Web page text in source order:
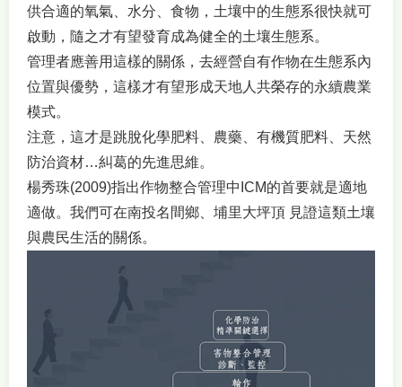
供合適的氧氣、水分、食物，土壤中的生態系很快就可
啟動，隨之才有望發育成為健全的土壤生態系。
管理者應善用這樣的關係，去經營自有作物在生態系內
位置與優勢，這樣才有望形成天地人共榮存的永續農業
模式。
注意，這才是跳脫化學肥料、農藥、有機質肥料、天然
防治資材…糾葛的先進思維。
楊秀珠(2009)指出作物整合管理中ICM的首要就是適地
適做。我們可在南投名間鄉、埔里大坪頂 見證這類土壤
與農民生活的關係。